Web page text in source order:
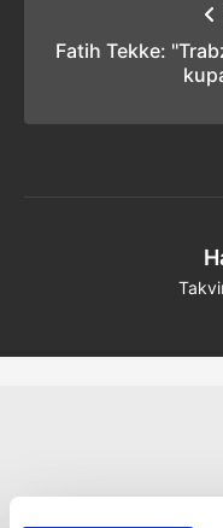
Fatih Tekke: